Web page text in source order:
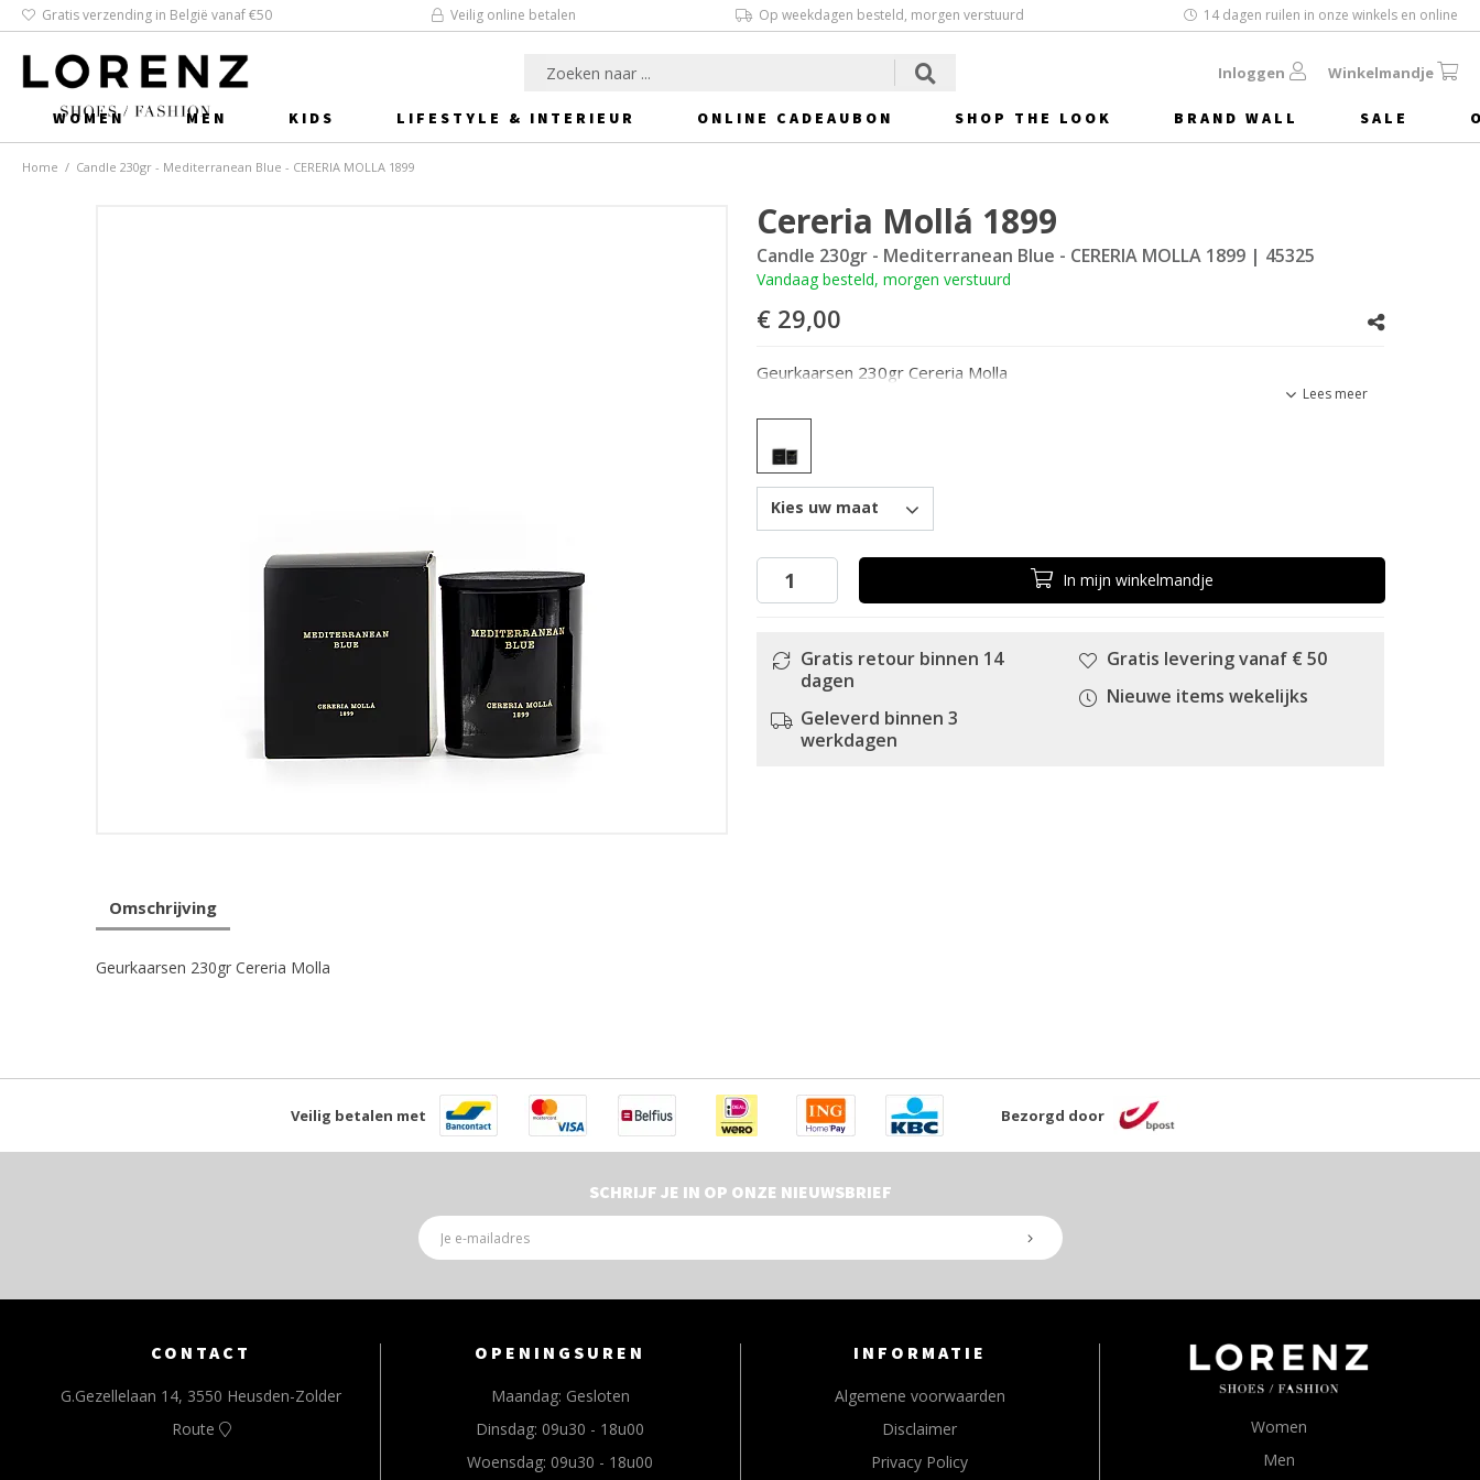
Gratis verzending in België vanaf €50 Veilig online betalen Op weekdagen besteld, morgen verstuurd 14 dagen ruilen in onze winkels en online
Inloggen Winkelmandje
WOMEN MEN KIDS LIFESTYLE & INTERIEUR ONLINE CADEAUBON SHOP THE LOOK BRAND WALL SALE
Home / Candle 230gr - Mediterranean Blue - CERERIA MOLLA 1899
Cereria Mollá 1899
Candle 230gr - Mediterranean Blue - CERERIA MOLLA 1899 | 45325
Vandaag besteld, morgen verstuurd
€ 29,00
Geurkaarsen 230gr Cereria Molla
Lees meer
Kies uw maat
In mijn winkelmandje
Gratis retour binnen 14
dagen
Geleverd binnen 3
werkdagen
Gratis levering vanaf € 50
Nieuwe items wekelijks
Omschrijving
Geurkaarsen 230gr Cereria Molla
Veilig betalen met Bezorgd door
SCHRIJF JE IN OP ONZE NIEUWSBRIEF
CONTACT
G.Gezellelaan 14, 3550 Heusden-Zolder
Route
OPENINGSUREN
Maandag: Gesloten
Dinsdag: 09u30 - 18u00
Woensdag: 09u30 - 18u00
INFORMATIE
Algemene voorwaarden
Disclaimer
Privacy Policy
Women
Men